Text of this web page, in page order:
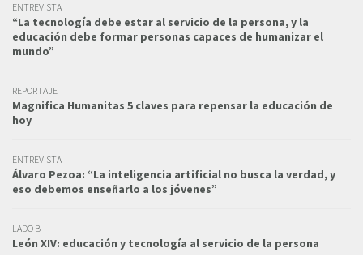
ENTREVISTA
“La tecnología debe estar al servicio de la persona, y la
educación debe formar personas capaces de humanizar el
mundo”
REPORTAJE
Magnifica Humanitas 5 claves para repensar la educación de
hoy
ENTREVISTA
Álvaro Pezoa: “La inteligencia artificial no busca la verdad, y
eso debemos enseñarlo a los jóvenes”
LADO B
León XIV: educación y tecnología al servicio de la persona